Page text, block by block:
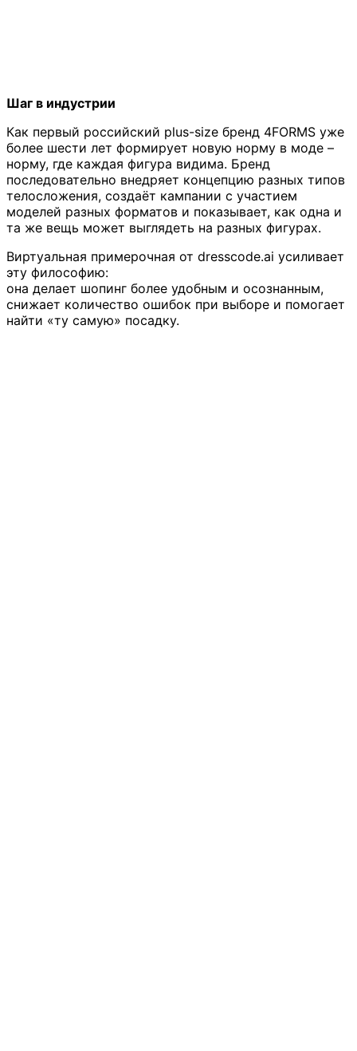
Шаг в индустрии
Как первый российский plus-size бренд 4FORMS уже
более шести лет формирует новую норму в моде –
норму, где каждая фигура видима. Бренд
последовательно внедряет концепцию разных типов
телосложения, создаёт кампании с участием
моделей разных форматов и показывает, как одна и
та же вещь может выглядеть на разных фигурах.
Виртуальная примерочная от dresscode.ai усиливает
эту философию:
она делает шопинг более удобным и осознанным,
снижает количество ошибок при выборе и помогает
найти «ту самую» посадку.